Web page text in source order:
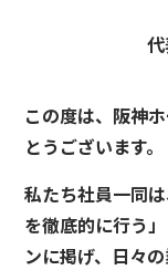
この度は、阪神
とうございます。
私たち社員一同
を徹底的に行う
ンに掲げ、日々